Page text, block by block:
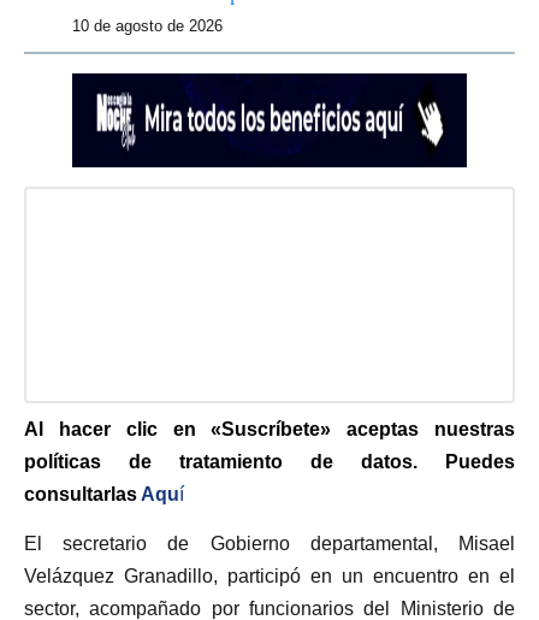
10 de agosto de 2026
Al hacer clic en «Suscríbete» aceptas nuestras
políticas de tratamiento de datos. Puedes
consultarlas Aquí
El secretario de Gobierno departamental, Misael
Velázquez Granadillo, participó en un encuentro en el
sector, acompañado por funcionarios del Ministerio de